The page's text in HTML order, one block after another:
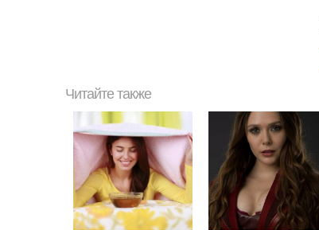
Читайте также